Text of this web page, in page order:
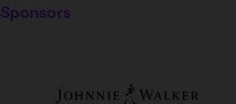
Sponsors